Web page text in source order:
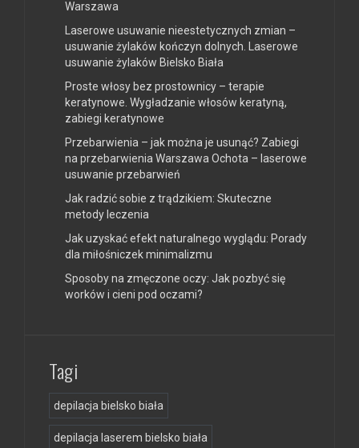
Warszawa
Laserowe usuwanie nieestetycznych zmian –
usuwanie żylaków kończyn dolnych. Laserowe
usuwanie żylaków Bielsko Biała
Proste włosy bez prostownicy – terapie
keratynowe. Wygładzanie włosów keratyną,
zabiegi keratynowe
Przebarwienia – jak można je usunąć? Zabiegi
na przebarwienia Warszawa Ochota – laserowe
usuwanie przebarwień
Jak radzić sobie z trądzikiem: Skuteczne
metody leczenia
Jak uzyskać efekt naturalnego wyglądu: Porady
dla miłośniczek minimalizmu
Sposoby na zmęczone oczy: Jak pozbyć się
worków i cieni pod oczami?
Tagi
depilacja bielsko biała
depilacja laserem bielsko biała